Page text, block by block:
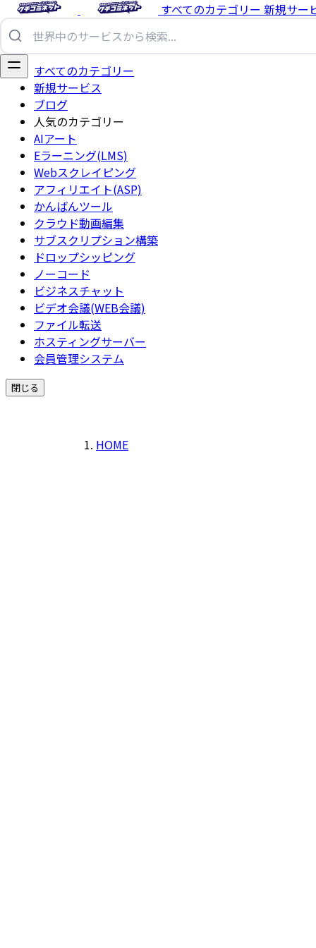
すべてのカテゴリー 新規サー
すべてのカテゴリー
新規サービス
ブログ
人気のカテゴリー
AIアート
Eラーニング(LMS)
Webスクレイピング
アフィリエイト(ASP)
かんばんツール
クラウド動画編集
サブスクリプション構築
ドロップシッピング
ノーコード
ビジネスチャット
ビデオ会議(WEB会議)
ファイル転送
ホスティングサーバー
会員管理システム
閉じる
HOME